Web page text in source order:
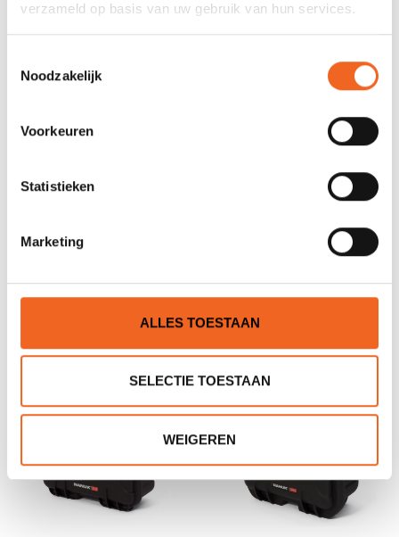
verzameld op basis van uw gebruik van hun services.
Noodzakelijk
Voorkeuren
Statistieken
Marketing
ALLES TOESTAAN
SELECTIE TOESTAAN
WEIGEREN
GERELATEERDE PRODUCTEN
€52,00€45,00
NANUK 903,
FOAM
€64,00€55,00